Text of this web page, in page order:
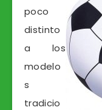
poco
distinto
a los
modelo
s
tradicio